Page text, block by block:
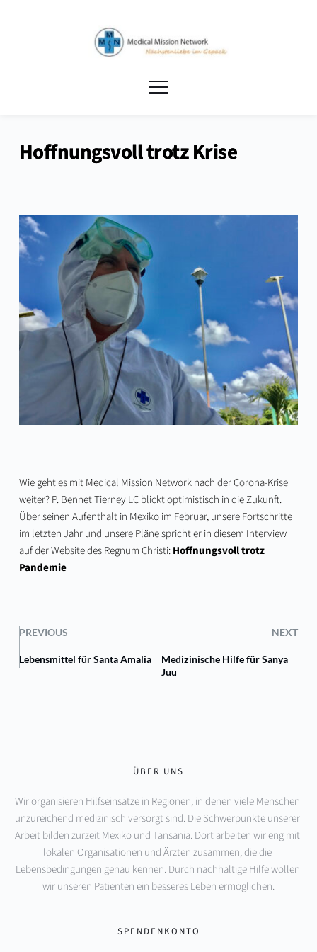
Hoffnungsvoll trotz Krise
Wie geht es mit Medical Mission Network nach der Corona-Krise
weiter? P. Bennet Tierney LC blickt optimistisch in die Zukunft.
Über seinen Aufenthalt in Mexiko im Februar, unsere Fortschritte
im letzten Jahr und unsere Pläne spricht er in diesem Interview
auf der Website des Regnum Christi:Hoffnungsvoll trotz
Pandemie
PREVIOUS NEXT
Lebensmittel für Santa Amalia
Medizinische Hilfe für Sanya
Juu
ÜBER UNS
Wir organisieren Hilfseinsätze in Regionen, in denen viele Menschen
unzureichend medizinisch versorgt sind. Die Schwerpunkte unserer
Arbeit bilden zurzeit Mexiko und Tansania. Dort arbeiten wir eng mit
lokalen Organisationen und Ärzten zusammen, die die
Lebensbedingungen genau kennen. Durch nachhaltige Hilfe wollen
wir unseren Patienten ein besseres Leben ermöglichen.
SPENDENKONTO